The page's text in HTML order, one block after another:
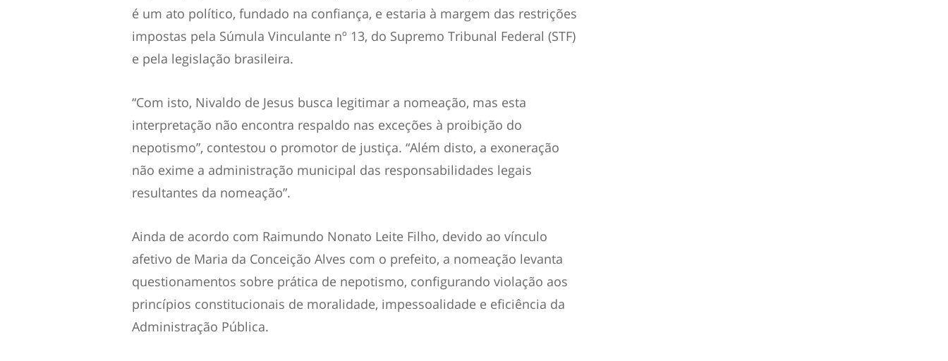
é um ato político, fundado na confiança, e estaria à margem das restrições
impostas pela Súmula Vinculante nº 13, do Supremo Tribunal Federal (STF)
e pela legislação brasileira.
“Com isto, Nivaldo de Jesus busca legitimar a nomeação, mas esta
interpretação não encontra respaldo nas exceções à proibição do
nepotismo”, contestou o promotor de justiça. “Além disto, a exoneração
não exime a administração municipal das responsabilidades legais
resultantes da nomeação”.
Ainda de acordo com Raimundo Nonato Leite Filho, devido ao vínculo
afetivo de Maria da Conceição Alves com o prefeito, a nomeação levanta
questionamentos sobre prática de nepotismo, configurando violação aos
princípios constitucionais de moralidade, impessoalidade e eficiência da
Administração Pública.